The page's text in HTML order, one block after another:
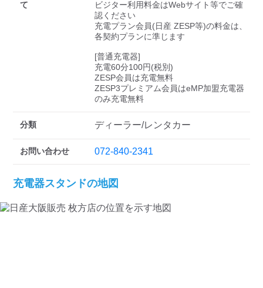
て
ビジター利用料金はWebサイト等でご確
認ください
充電プラン会員(日産 ZESP等)の料金は、
各契約プランに準じます
[普通充電器]
充電60分100円(税別)
ZESP会員は充電無料
ZESP3プレミアム会員はeMP加盟充電器
のみ充電無料
分類 ディーラー/レンタカー
お問い合わせ 072-840-2341
充電器スタンドの地図